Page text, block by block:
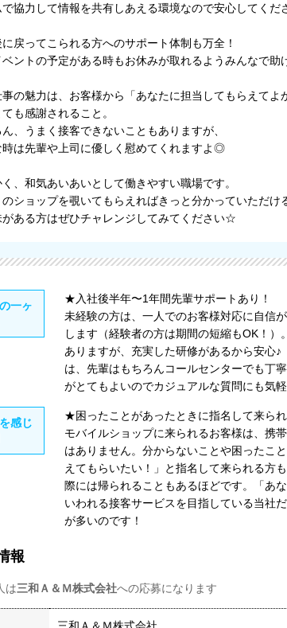
協力して情報を共有しあえる環境なので安心してくだ
戻ってこられる方へのサポート体制も万全！
ントの予定がある時もお休みが取れるようみんなで助
事の魅力は、お客様から「あなたに担当してもらえてよ
も感謝されること。
ん、うまく接客できないこともありますが、
時は先輩や上司に優しく慰めてくれますよ◎
く、和気あいあいとして働きやすい職場です。
のショップを覗いてもらえればきっと分かっていただけ
がある方はぜひチャレンジしてみてください☆
一ヶ
★入社後半年〜1年間先輩サポートあり！
未経験の方は、一人でのお客様対応に自信
します（経験者の方は期間の短縮もOK！）
ありますが、充実した研修があるから安心
は、先輩はもちろんコールセンターでも丁
がとてもよいのでカジュアルな質問にも気
感じ
★困ったことがあったときに指名して来ら
モバイルショップに来られるお客様は、携
はありません。分からないことや困ったこ
えてもらいたい！」と指名して来られる方
際には帰られることもあるほどです。「あ
いわれる接客サービスを目指している当社
が多いのです！
報
は三和Ａ＆Ｍ株式会社への応募になります